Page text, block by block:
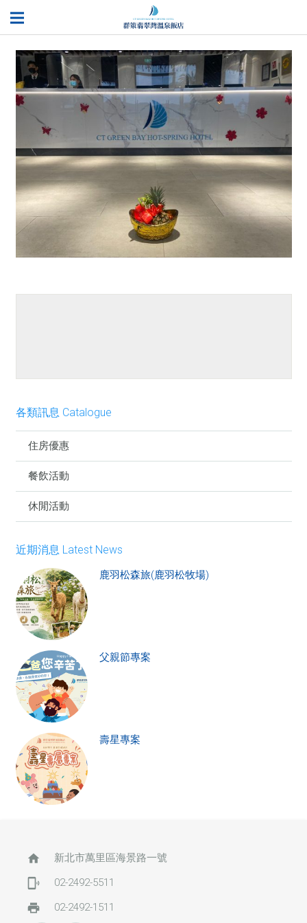
各類訊息 Catalogue
住房優惠
餐飲活動
休閒活動
近期消息 Latest News
鹿羽松森旅(鹿羽松牧場)
父親節專案
壽星專案
home 新北市萬里區海景路一號
phonelink_ring 02-2492-5511
print 02-2492-1511